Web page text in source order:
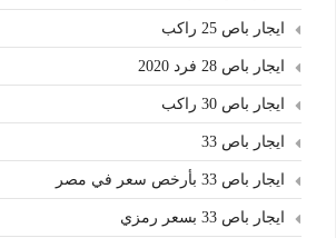
ايجار باص 25 راكب
ايجار باص 28 فرد 2020
ايجار باص 30 راكب
ايجار باص 33
ايجار باص 33 بأرخص سعر في مصر
ايجار باص 33 بسعر رمزي